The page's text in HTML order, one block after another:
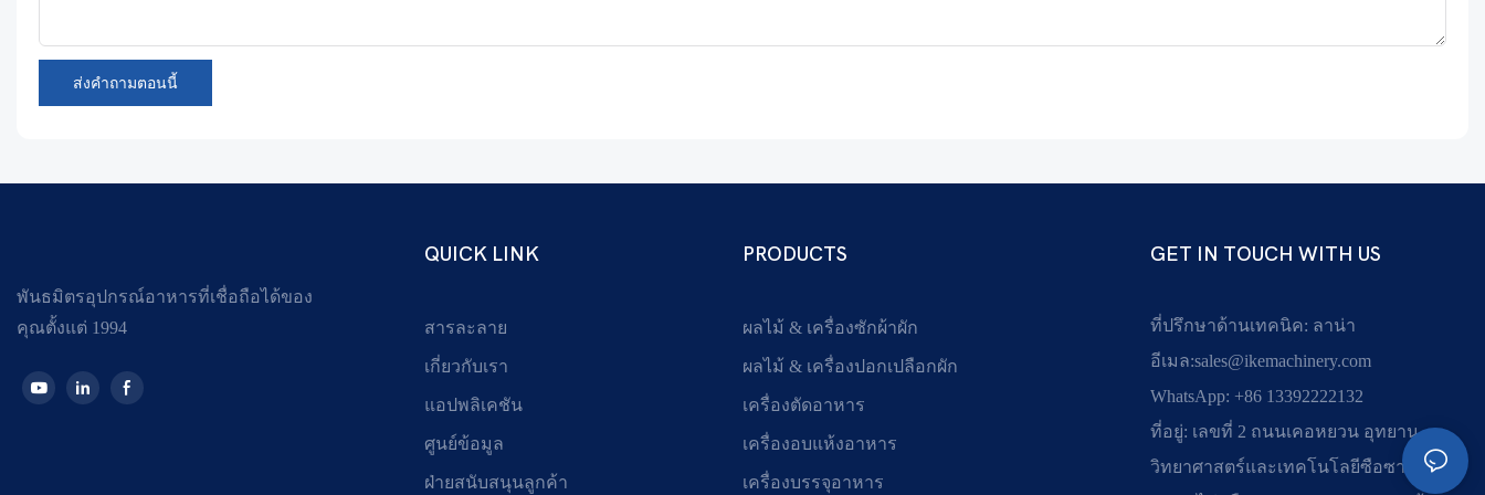
ส่งคำถามตอนนี้
พันธมิตรอุปกรณ์อาหารที่เชื่อถือได้ของ
คุณตั้งแต่ 1994
QUICK LINK
สารละลาย
เกี่ยวกับเรา
แอปพลิเคชัน
ศูนย์ข้อมูล
ฝ่ายสนับสนุนลูกค้า
PRODUCTS
ผลไม้ & เครื่องซักผ้าผัก
ผลไม้ & เครื่องปอกเปลือกผัก
เครื่องตัดอาหาร
เครื่องอบแห้งอาหาร
เครื่องบรรจุอาหาร
GET IN TOUCH WITH US
ที่ปรึกษาด้านเทคนิค: ลาน่า
อีเมล:sales@ikemachinery.com
WhatsApp: +86 13392222132
ที่อยู่: เลขที่ 2 ถนนเคอหยวน อุทยาน
วิทยาศาสตร์และเทคโนโลยีซือซาน ตำบล